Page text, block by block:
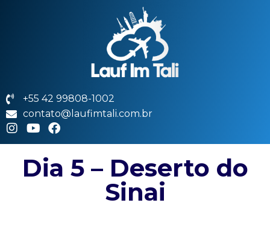
+55 42 99808-1002
contato@laufimtali.com.br
Dia 5 – Deserto do
Sinai